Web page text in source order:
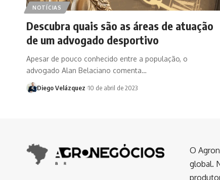
NOTÍCIAS
Descubra quais são as áreas de atuação
de um advogado desportivo
Apesar de pouco conhecido entre a população, o
advogado Alan Belaciano comenta…
Diego Velázquez 10 de abril de 2023
O
global.